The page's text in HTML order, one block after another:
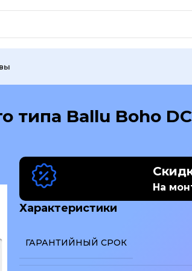
типа Ballu Boho
На
Характеристики
ГАРАНТИЙНЫЙ СРОК